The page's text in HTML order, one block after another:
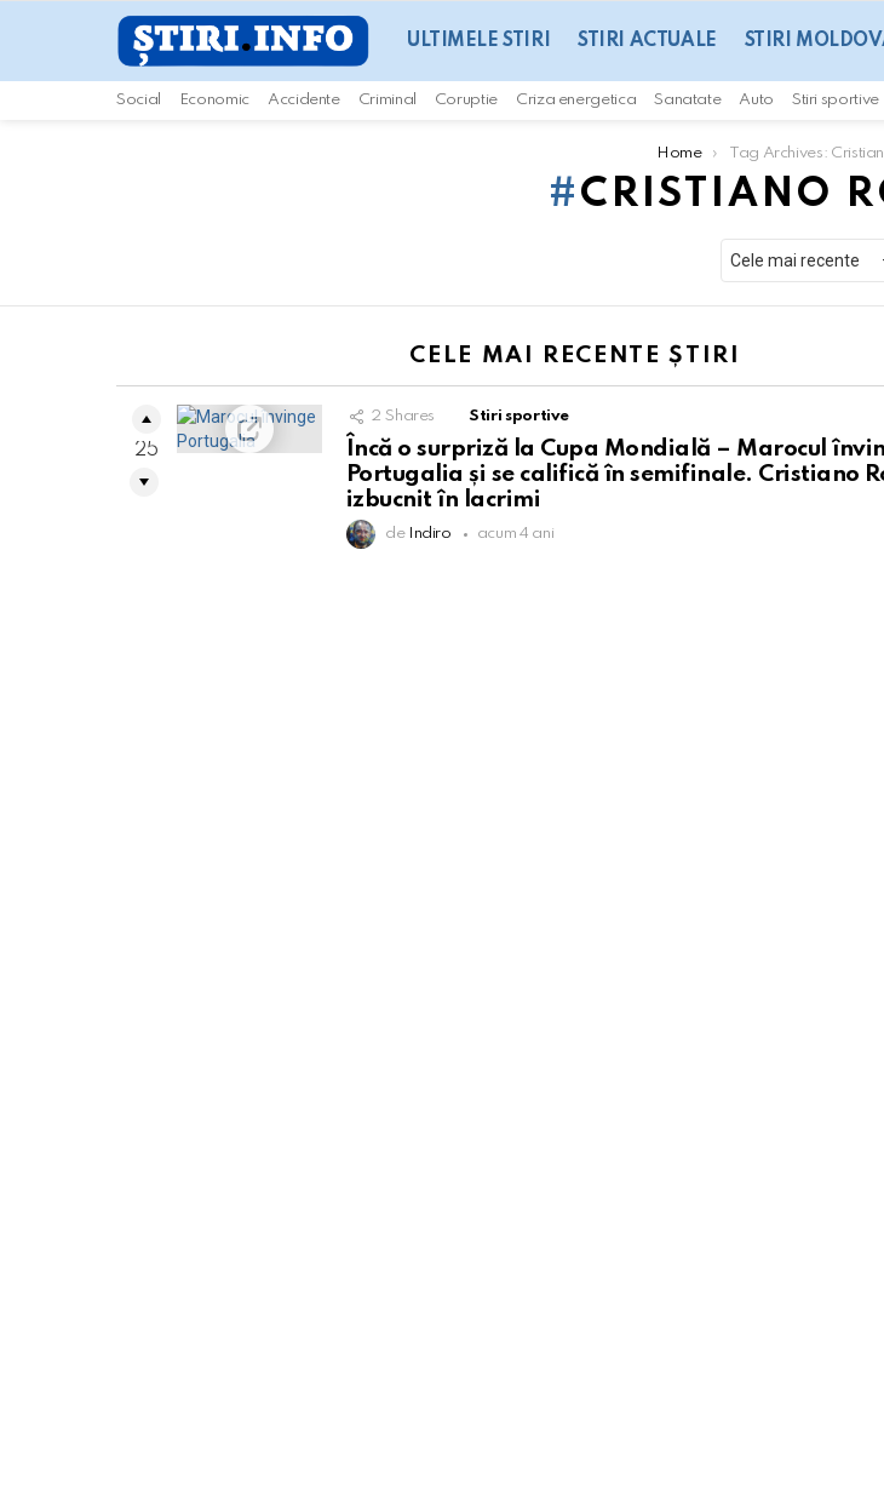
ULTIMELE STIRI STIRI ACTUALE STIRI
Social Economic Accidente Criminal Coruptie Criza energetica Sanatate Auto Stiri sportive
Home Tag Archives:
CRISTIANO
CELE MAI RECENTE ȘTIRI
2 Shares Stiri sportive
Încă o surpriză la Cupa Mondială – Marocul
Portugalia și se califică în semifinale. Cristiano
izbucnit în lacrimi
de Indiro acum 4 ani
25